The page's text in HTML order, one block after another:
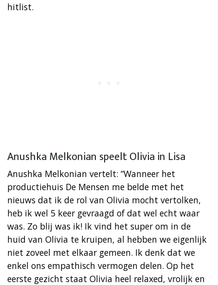
hitlist.
Anushka Melkonian speelt Olivia in Lisa
Anushka Melkonian vertelt: “Wanneer het
productiehuis De Mensen me belde met het
nieuws dat ik de rol van Olivia mocht vertolken,
heb ik wel 5 keer gevraagd of dat wel echt waar
was. Zo blij was ik! Ik vind het super om in de
huid van Olivia te kruipen, al hebben we eigenlijk
niet zoveel met elkaar gemeen. Ik denk dat we
enkel ons empathisch vermogen delen. Op het
eerste gezicht staat Olivia heel relaxed, vrolijk en